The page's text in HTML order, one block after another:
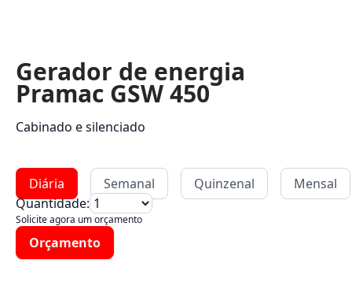
Gerador de energia
Pramac GSW 450
Cabinado e silenciado
Diária Semanal Quinzenal
Mensal
Quantidade:
Solicite agora um orçamento
Orçamento